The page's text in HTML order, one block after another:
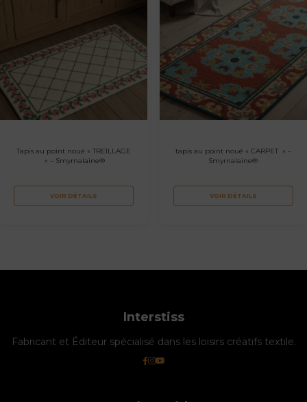
Tapis au point noué « TREILLAGE
» – Smyrnalaine®
VOIR DÉTAILS
tapis au point noué « CARPET » –
Smyrnalaine®
VOIR DÉTAILS
Interstiss
Fabricant et Éditeur spécialisé dans les loisirs créatifs textile.